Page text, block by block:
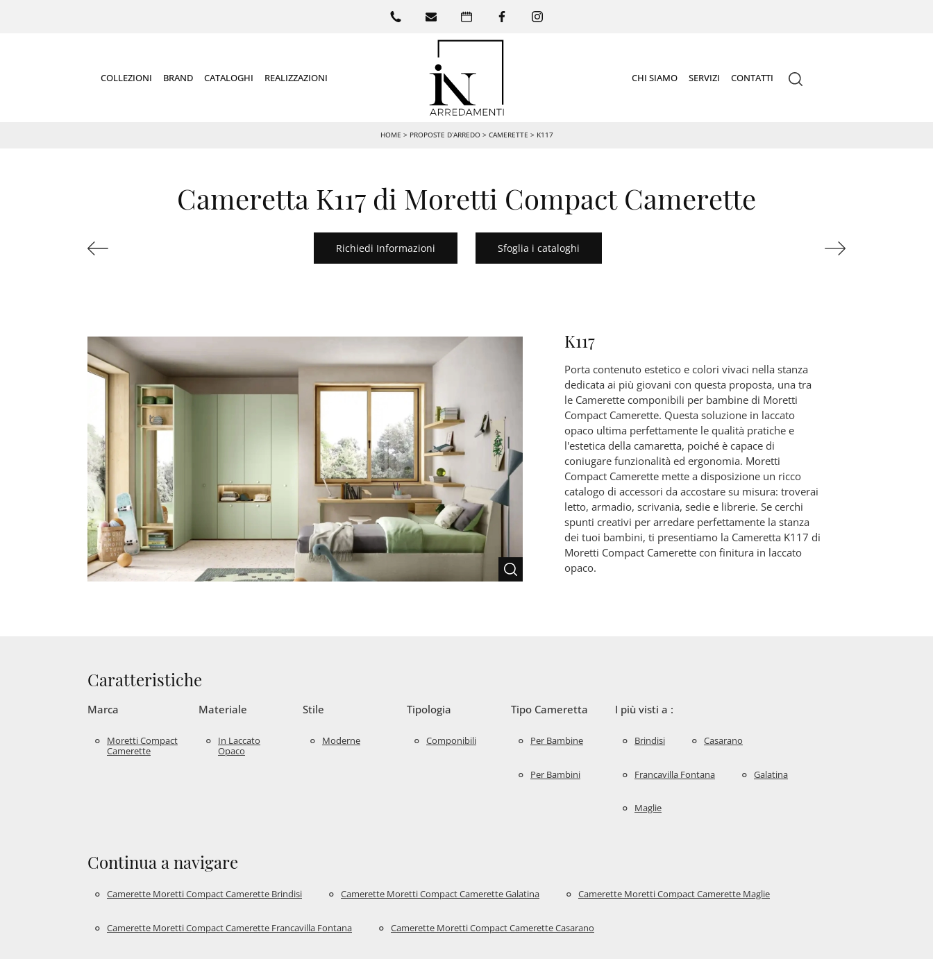
COLLEZIONI BRAND CATALOGHI REALIZZAZIONI CHI SIAMO SERVIZI CONTATTI
HOME > PROPOSTE D’ARREDO> CAMERETTE > K117
Cameretta K117 di Moretti Compact Camerette
Richiedi Informazioni Sfoglia i cataloghi
K117
Porta contenuto estetico e colori vivaci nella stanza
dedicata ai più giovani con questa proposta, una tra
le Camerette componibili per bambine di Moretti
Compact Camerette. Questa soluzione in laccato
opaco ultima perfettamente le qualità pratiche e
l'estetica della camaretta, poiché è capace di
coniugare funzionalità ed ergonomia. Moretti
Compact Camerette mette a disposizione un ricco
catalogo di accessori da accostare su misura: troverai
letto, armadio, scrivania, sedie e librerie. Se cerchi
spunti creativi per arredare perfettamente la stanza
dei tuoi bambini, ti presentiamo la Cameretta K117 di
Moretti Compact Camerette con finitura in laccato
opaco.
Caratteristiche
Marca
Moretti Compact
Camerette
Materiale
In Laccato
Opaco
Stile
Moderne
Tipologia
Componibili
Tipo Cameretta
Per Bambine
Per Bambini
I più visti a :
Brindisi Casarano
Francavilla Fontana Galatina
Maglie
Continua a navigare
Camerette Moretti Compact Camerette Brindisi Camerette Moretti Compact Camerette Galatina Camerette Moretti Compact Camerette Maglie
Camerette Moretti Compact Camerette Francavilla Fontana Camerette Moretti Compact Camerette Casarano